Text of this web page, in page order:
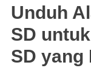
Unduh
SD
SD yang